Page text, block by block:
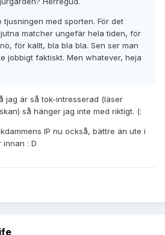
med sporten. För det
matcher ungefär hela tiden, för
för kallt, bla bla bla. Sen ser man
jobbigt faktiskt. Men whatever, heja
jag är så tok-intresserad (läser
så hänger jag inte med riktigt. (:
IP nu också, bättre än ute i
innan : D